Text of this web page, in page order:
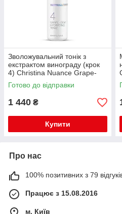
Зволожувальний тонік з
екстрактом винограду (крок
4) Christina Nuance Grape-
Dew Hydrating Tonic 100 мл
Готово до відправки
1 440 ₴
Купити
Про нас
100% позитивних з 79
Працює з 15.08.2016
м. Київ